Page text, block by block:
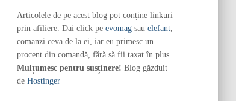
Articolele de pe acest blog pot conține linkuri
prin afiliere. Dai click pe evomagsau elefant,
comanzi ceva de la ei, iar eu primesc un
procent din comandă, fără să fii taxat în plus.
Mulțumesc pentru susținere! Blog găzduit
de Hostinger